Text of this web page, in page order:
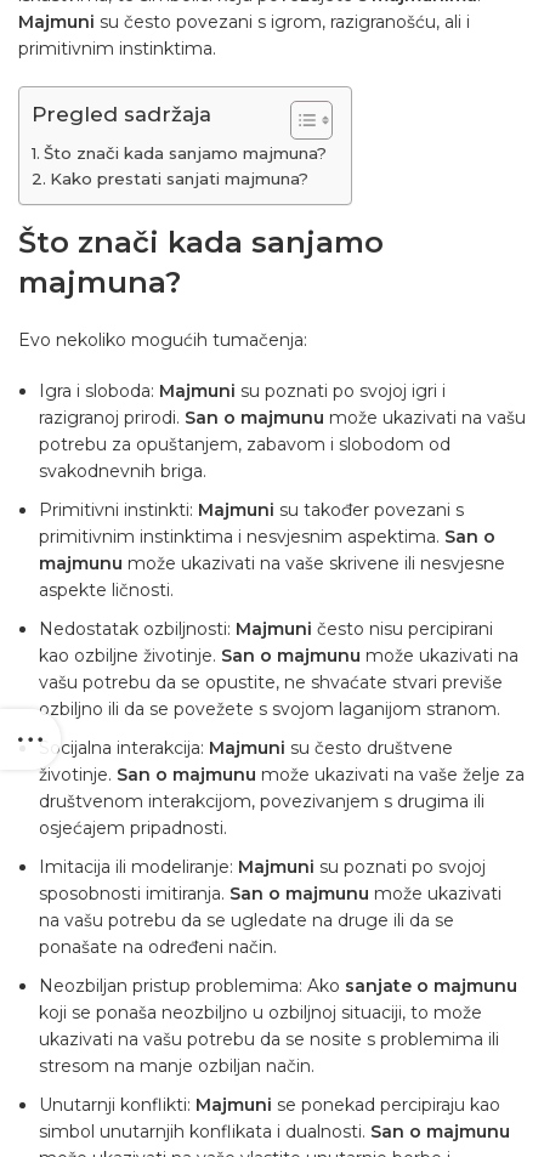
Majmuni su često povezani s igrom, razigranošću, ali i
primitivnim instinktima.
Pregled sadržaja
Što znači kada sanjamo majmuna?
Kako prestati sanjati majmuna?
Što znači kada sanjamo
majmuna?
Evo nekoliko mogućih tumačenja:
Igra i sloboda: Majmuni su poznati po svojoj igri i
razigranoj prirodi. San o majmunu može ukazivati ​​na vašu
potrebu za opuštanjem, zabavom i slobodom od
svakodnevnih briga.
Primitivni instinkti: Majmuni su također povezani s
primitivnim instinktima i nesvjesnim aspektima. San o
majmunu može ukazivati ​​na vaše skrivene ili nesvjesne
aspekte ličnosti.
Nedostatak ozbiljnosti: Majmuni često nisu percipirani
kao ozbiljne životinje. San o majmunu može ukazivati ​​na
vašu potrebu da se opustite, ne shvaćate stvari previše
ozbiljno ili da se povežete s svojom laganijom stranom.
Socijalna interakcija: Majmuni su često društvene
životinje. San o majmunu može ukazivati ​​na vaše želje za
društvenom interakcijom, povezivanjem s drugima ili
osjećajem pripadnosti.
Imitacija ili modeliranje: Majmuni su poznati po svojoj
sposobnosti imitiranja. San o majmunu može ukazivati ​​
na vašu potrebu da se ugledate na druge ili da se
ponašate na određeni način.
Neozbiljan pristup problemima: Ako sanjate o majmunu
koji se ponaša neozbiljno u ozbiljnoj situaciji, to može
ukazivati ​​na vašu potrebu da se nosite s problemima ili
stresom na manje ozbiljan način.
Unutarnji konflikti: Majmuni se ponekad percipiraju kao
simbol unutarnjih konflikata i dualnosti. San o majmunu